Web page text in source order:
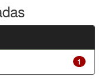
1